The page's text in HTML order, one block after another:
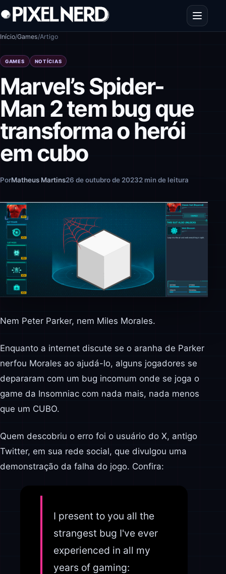
Pular para o conteúdo
Abrir
Início/Games/Artigo
GAMES NOTÍCIAS
Marvel’s Spider-
Man 2 tem bug que
transforma o herói
em cubo
PorMatheus Martins26 de outubro de 20232 min de leitura
Nem Peter Parker, nem Miles Morales.
Enquanto a internet discute se o aranha de Parker
nerfou Morales ao ajudá-lo, alguns jogadores se
depararam com um bug incomum onde se joga o
game da Insomniac com nada mais, nada menos
que um CUBO.
Quem descobriu o erro foi o usuário do X, antigo
Twitter, em sua rede social, que divulgou uma
demonstração da falha do jogo. Confira:
I present to you all the
strangest bug I've ever
experienced in all my
years of gaming: